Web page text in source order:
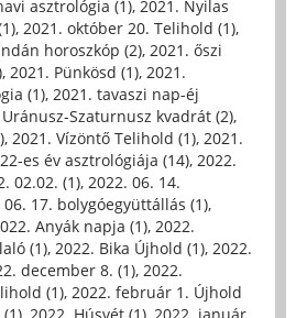
asztrológia (1), 2021. Nyilas
, 2021. október 20. Telihold (1),
horoszkóp (2), 2021. őszi
, 2021. Pünkösd (1), 2021.
(1), 2021. tavaszi nap-éj
Uránusz-Szaturnusz kvadrát (2),
, 2021. Vízöntő Telihold (1), 2021.
es év asztrológiája (14), 2022.
02.02. (1), 2022. 06. 14.
06. 17. bolygóegyüttállás (1),
Anyák napja (1), 2022.
(1), 2022. Bika Újhold (1), 2022.
december 8. (1), 2022.
(1), 2022. február 1. Újhold